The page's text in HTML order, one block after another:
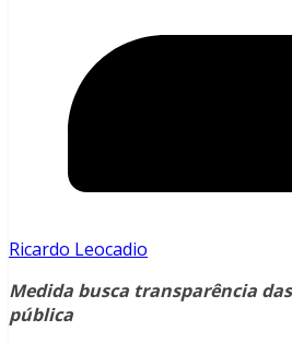
Ricardo Leocadio
Medida busca transparência
pública